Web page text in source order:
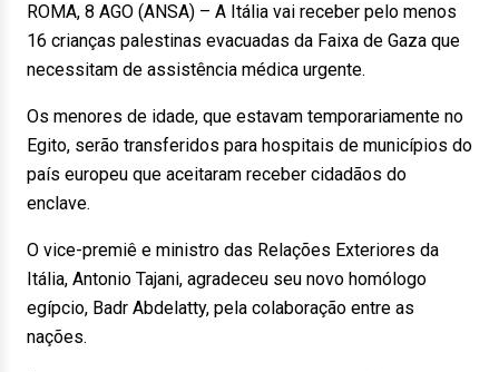
ROMA, 8 AGO (ANSA) – A Itália vai receber pelo menos
16 crianças palestinas evacuadas da Faixa de Gaza que
necessitam de assistência médica urgente.
Os menores de idade, que estavam temporariamente no
Egito, serão transferidos para hospitais de municípios do
país europeu que aceitaram receber cidadãos do
enclave.
O vice-premiê e ministro das Relações Exteriores da
Itália, Antonio Tajani, agradeceu seu novo homólogo
egípcio, Badr Abdelatty, pela colaboração entre as
nações.